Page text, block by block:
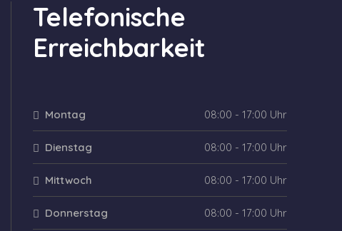
Telefonische
Erreichbarkeit
Montag 08:00 - 17:00 Uhr
Dienstag 08:00 - 17:00 Uhr
Mittwoch 08:00 - 17:00 Uhr
Donnerstag 08:00 - 17:00 Uhr